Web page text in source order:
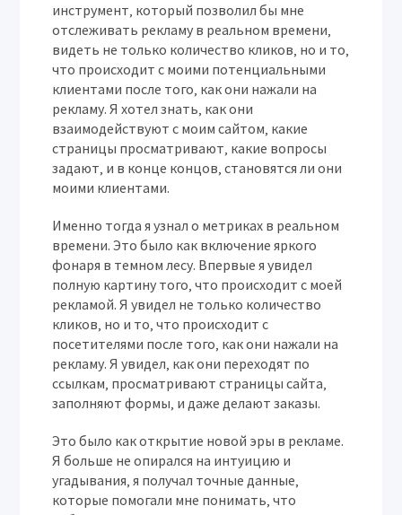
инструмент‚ который позволил бы мне
отслеживать рекламу в реальном времени‚
видеть не только количество кликов‚ но и то‚
что происходит с моими потенциальными
клиентами после того‚ как они нажали на
рекламу. Я хотел знать‚ как они
взаимодействуют с моим сайтом‚ какие
страницы просматривают‚ какие вопросы
задают‚ и в конце концов‚ становятся ли они
моими клиентами.
Именно тогда я узнал о метриках в реальном
времени. Это было как включение яркого
фонаря в темном лесу. Впервые я увидел
полную картину того‚ что происходит с моей
рекламой. Я увидел не только количество
кликов‚ но и то‚ что происходит с
посетителями после того‚ как они нажали на
рекламу. Я увидел‚ как они переходят по
ссылкам‚ просматривают страницы сайта‚
заполняют формы‚ и даже делают заказы.
Это было как открытие новой эры в рекламе.
Я больше не опирался на интуицию и
угадывания‚ я получал точные данные‚
которые помогали мне понимать‚ что